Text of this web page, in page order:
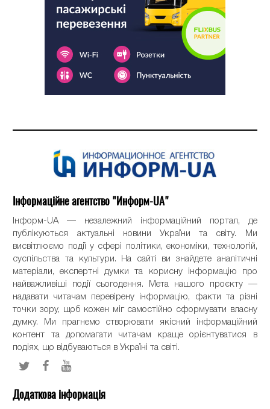
Інформаційне агентство "Информ-UA"
Інформ-UA — незалежний інформаційний портал, де
публікуються актуальні новини України та світу. Ми
висвітлюємо події у сфері політики, економіки, технологій,
суспільства та культури. На сайті ви знайдете аналітичні
матеріали, експертні думки та корисну інформацію про
найважливіші події сьогодення. Мета нашого проєкту —
надавати читачам перевірену інформацію, факти та різні
точки зору, щоб кожен міг самостійно сформувати власну
думку. Ми прагнемо створювати якісний інформаційний
контент та допомагати читачам краще орієнтуватися в
подіях, що відбуваються в Україні та світі.
Додаткова інформація